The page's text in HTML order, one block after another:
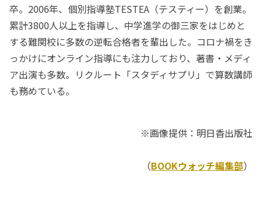
卒。2006年、個別指導塾TESTEA（テスティー）を創業。
累計3800人以上を指導し、中学進学の御三家をはじめと
する難関校に多数の逆転合格者を輩出した。コロナ禍をき
っかけにオンライン指導にも注力しており、著書・メディ
ア出演も多数。リクルート「スタディサプリ」で算数講師
も務めている。
※画像提供：明日香出版社
（BOOKウォッチ編集部）